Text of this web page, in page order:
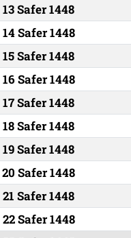
13 Safer 1448
14 Safer 1448
15 Safer 1448
16 Safer 1448
17 Safer 1448
18 Safer 1448
19 Safer 1448
20 Safer 1448
21 Safer 1448
22 Safer 1448